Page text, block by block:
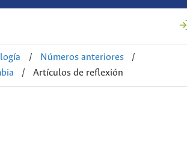
/ Números anteriores
/
/ Artículos de reflexión